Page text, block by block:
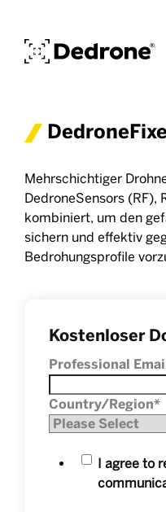
Mehrschichtiger
DedroneSensors (RF),
kombiniert, um den
sichern und effektiv
Bedrohungsprofile
Kostenloser
Professional
Country/Region*
I agree to